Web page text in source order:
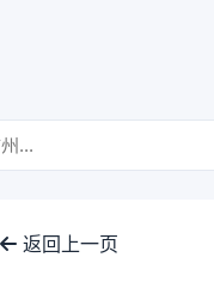
返回上一页